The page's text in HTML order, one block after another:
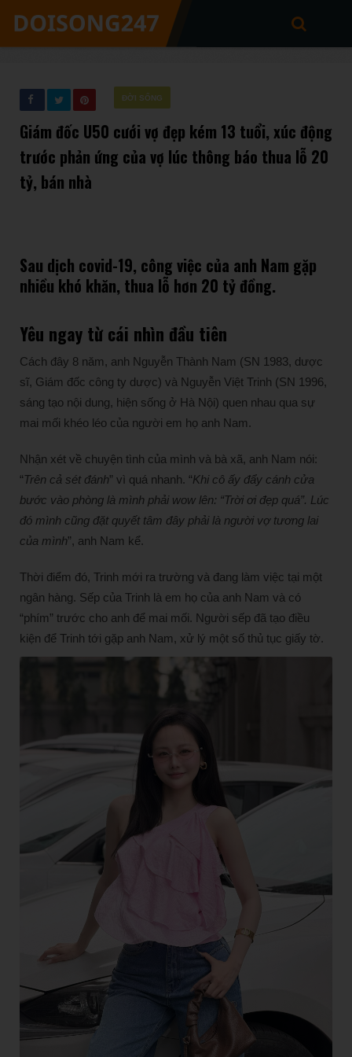
ĐỜI SỐNG
Giám đốc U50 cưới vợ đẹp kém 13 tuổi, xúc động
trước phản ứng của vợ lúc thông báo thua lỗ 20
tỷ, bán nhà
Sau dịch covid-19, công việc của anh Nam gặp
nhiều khó khăn, thua lỗ hơn 20 tỷ đồng.
Yêu ngay từ cái nhìn đầu tiên
Cách đây 8 năm, anh Nguyễn Thành Nam (SN 1983, dược
sĩ, Giám đốc công ty dược) và Nguyễn Việt Trinh (SN 1996,
sáng tạo nội dung, hiện sống ở Hà Nội) quen nhau qua sự
mai mối khéo léo của người em họ anh Nam.
Nhận xét về chuyện tình của mình và bà xã, anh Nam nói:
“Trên cả sét đánh” vì quá nhanh. “Khi cô ấy đẩy cánh cửa
bước vào phòng là mình phải wow lên: “Trời ơi đẹp quá”. Lúc
đó mình cũng đặt quyết tâm đây phải là người vợ tương lai
của mình”, anh Nam kể.
Thời điểm đó, Trinh mới ra trường và đang làm việc tại một
ngân hàng. Sếp của Trinh là em họ của anh Nam và có
“phím” trước cho anh để mai mối. Người sếp đã tạo điều
kiện để Trinh tới gặp anh Nam, xử lý một số thủ tục giấy tờ.